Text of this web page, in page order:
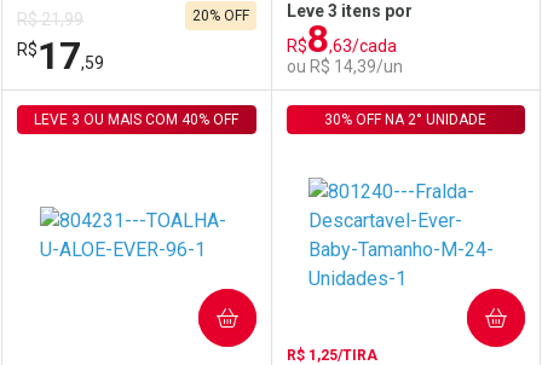
Comprar sem Desconto
Por R$ 29,99/cada
Comprar sem Desconto
Por R$ 29,99/cada
Comprar sem Desconto
Por R$ 51,59/cada
Comprar sem Desconto
Por R$ 51,59/cada
R$ 21,99
R$17,59
20% OFF
Leve 3 itens por
R$8,63/cada
ou R$ 14,39/un
Laboratório
Por Menos
LEVE 3 OU MAIS COM 40% OFF
COMPRAR
R$ 1,25/TIRA
30% OFF NA 2° UNIDADE
COMPRAR